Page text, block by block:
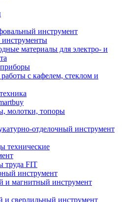
инструмент
материалы для электро- и
с кафелем, стеклом и
молотки, топоры
отделочный инструмент
технические
труда FIT
инструмент
и магнитный инструмент
и сверлильный инструмент